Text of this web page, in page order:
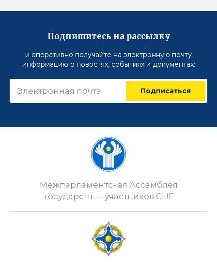
Подпишитесь на рассылку
и оперативно получайте на электронную почту
информацию о новостях, событиях и документах:
Подписаться
Межпарламентская Ассамблея
государств — участников СНГ